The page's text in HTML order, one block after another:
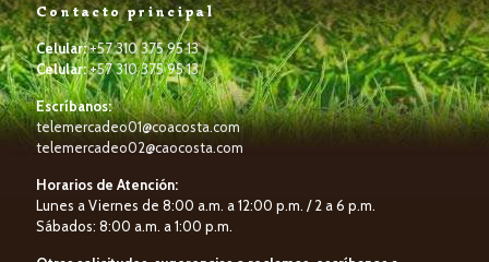
Contacto principal
Celular:+57 310 375 95 13
Celular:+57 310 375 95 13
Escríbanos:
telemercadeo01@coacosta.com
telemercadeo02@caocosta.com
Horarios de Atención:
Lunes a Viernes de 8:00 a.m. a 12:00 p.m. / 2 a 6 p.m.
Sábados: 8:00 a.m. a 1:00 p.m.